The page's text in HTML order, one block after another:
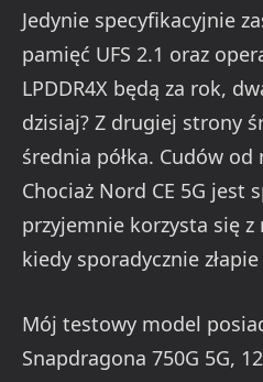
Jedynie specyfikacyjnie
pamięć UFS 2.1 oraz
LPDDR4X będą za rok,
dzisiaj? Z drugiej strony
średnia półka. Cudów
Chociaż Nord CE 5G jest
przyjemnie korzysta się
kiedy sporadycznie
Mój testowy model
Snapdragona 750G 5G,